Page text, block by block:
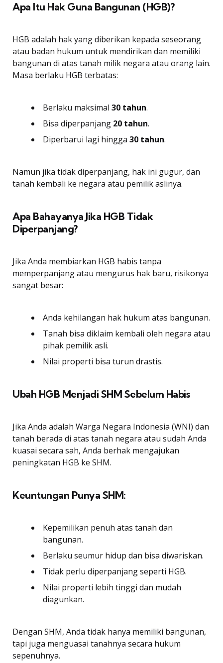
Apa Itu Hak Guna Bangunan (HGB)?
HGB adalah hak yang diberikan kepada seseorang
atau badan hukum untuk mendirikan dan memiliki
bangunan di atas tanah milik negara atau orang lain.
Masa berlaku HGB terbatas:
Berlaku maksimal 30 tahun.
Bisa diperpanjang 20 tahun.
Diperbarui lagi hingga 30 tahun.
Namun jika tidak diperpanjang, hak ini gugur, dan
tanah kembali ke negara atau pemilik aslinya.
Apa Bahayanya Jika HGB Tidak
Diperpanjang?
Jika Anda membiarkan HGB habis tanpa
memperpanjang atau mengurus hak baru, risikonya
sangat besar:
Anda kehilangan hak hukum atas bangunan.
Tanah bisa diklaim kembali oleh negara atau
pihak pemilik asli.
Nilai properti bisa turun drastis.
Ubah HGB Menjadi SHM Sebelum Habis
Jika Anda adalah Warga Negara Indonesia (WNI) dan
tanah berada di atas tanah negara atau sudah Anda
kuasai secara sah, Anda berhak mengajukan
peningkatan HGB ke SHM.
Keuntungan Punya SHM:
Kepemilikan penuh atas tanah dan
bangunan.
Berlaku seumur hidup dan bisa diwariskan.
Tidak perlu diperpanjang seperti HGB.
Nilai properti lebih tinggi dan mudah
diagunkan.
Dengan SHM, Anda tidak hanya memiliki bangunan,
tapi juga menguasai tanahnya secara hukum
sepenuhnya.